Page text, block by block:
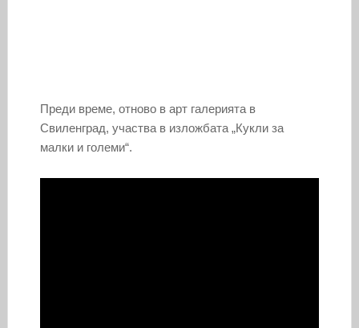
Преди време, отново в арт галерията в
Свиленград, участва в изложбата „Кукли за
малки и големи“.